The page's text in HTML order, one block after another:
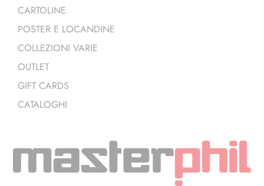
CARTOLINE
POSTER E LOCANDINE
COLLEZIONI VARIE
OUTLET
GIFT CARDS
CATALOGHI